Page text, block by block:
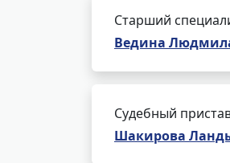
Старший
Ведина
Судебный
Шакирова